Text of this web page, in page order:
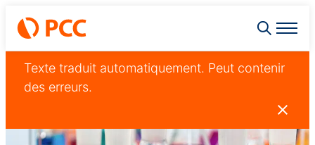
Texte traduit automatiquement. Peut contenir
des erreurs.